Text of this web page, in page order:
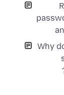
Why